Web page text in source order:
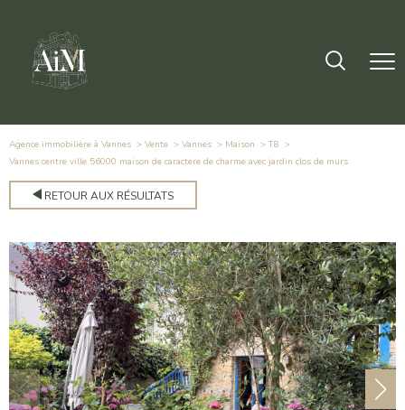
Agence immobilière à Vannes Vente Vannes Maison
T8
vannes centre ville 56000 maison de caractere de charme avec jardin clos de murs
RETOUR AUX RÉSULTATS